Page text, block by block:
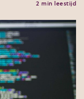
2 min leestijd